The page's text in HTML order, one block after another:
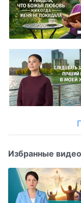
Избранные видео